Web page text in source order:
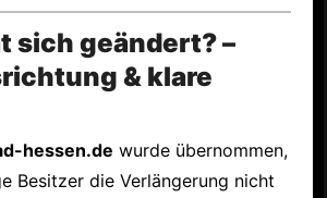
sich geändert? –
& klare
hessen.de wurde übernommen,
Besitzer die Verlängerung nicht